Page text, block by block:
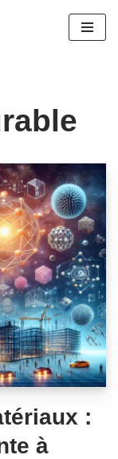
:
à